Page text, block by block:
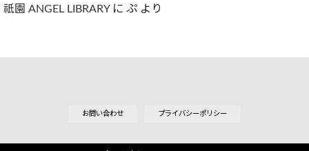
祇園 ANGEL LIBRARYに ぷ より
お問い合わせ プライバシーポリシー